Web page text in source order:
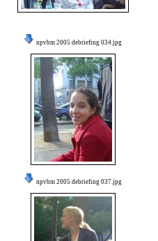
npvbm 2005 debriefing 034.jpg
npvbm 2005 debriefing 037.jpg